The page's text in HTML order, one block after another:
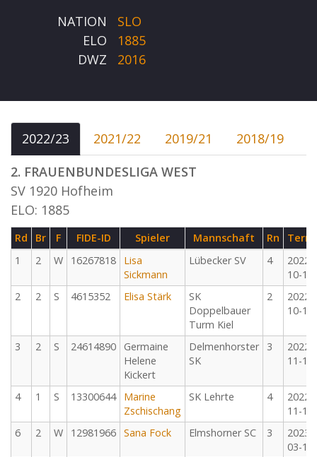
NATION
SLO
ELO
1885
DWZ
2016
2022/23 2021/22 2019/21
2018/19
2. FRAUENBUNDESLIGA WEST
SV 1920 Hofheim
ELO: 1885
Rd Br F FIDE-ID Spieler Mannschaft Rn
1
2 W 16267818
Lisa
Sickmann
Lübecker SV 4
2022-
10-15
2
2 S 4615352 Elisa Stärk
SK
Doppelbauer
Turm Kiel
2
2022-
10-16
3 2 S 24614890
Germaine
Helene
Kickert
Delmenhorster
SK
3
2022-
11-12
4 1 S 13300644
Marine
Zschischang
SK Lehrte 4
2022-
11-13
6
2 W 12981966 Sana Fock Elmshorner SC 3
2023-
03-11